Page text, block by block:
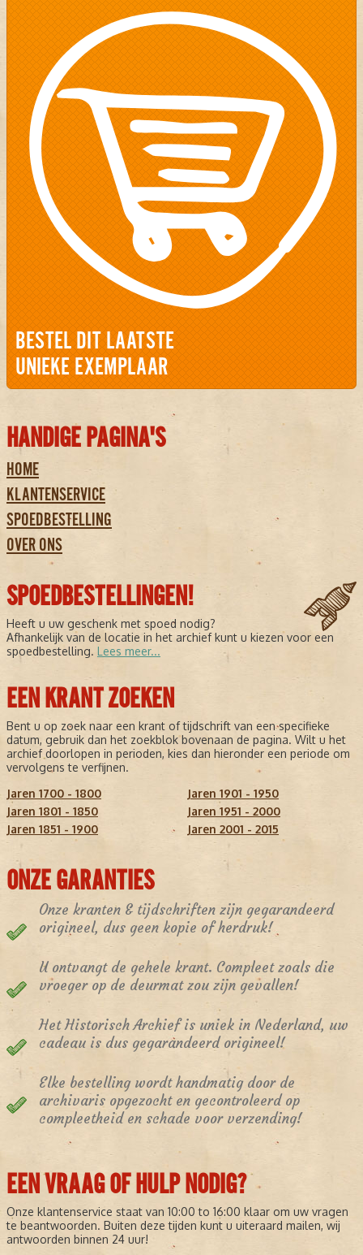
BESTEL DIT LAATSTE
UNIEKE EXEMPLAAR
HANDIGE PAGINA'S
HOME
KLANTENSERVICE
SPOEDBESTELLING
OVER ONS
SPOEDBESTELLINGEN!
Heeft u uw geschenk met spoed nodig?
Afhankelijk van de locatie in het archief kunt u kiezen voor een
spoedbestelling. Lees meer...
EEN KRANT ZOEKEN
Bent u op zoek naar een krant of tijdschrift van een specifieke
datum, gebruik dan het zoekblok bovenaan de pagina. Wilt u het
archief doorlopen in perioden, kies dan hieronder een periode om
vervolgens te verfijnen.
Jaren 1700 - 1800
Jaren 1801 - 1850
Jaren 1851 - 1900
Jaren 1901 - 1950
Jaren 1951 - 2000
Jaren 2001 - 2015
ONZE GARANTIES
Onze kranten & tijdschriften zijn gegarandeerd
origineel, dus geen kopie of herdruk!
U ontvangt de gehele krant. Compleet zoals die
vroeger op de deurmat zou zijn gevallen!
Het Historisch Archief is uniek in Nederland, uw
cadeau is dus gegarandeerd origineel!
Elke bestelling wordt handmatig door de
archivaris opgezocht en gecontroleerd op
compleetheid en schade voor verzending!
EEN VRAAG OF HULP NODIG?
Onze klantenservice staat van 10:00 to 16:00 klaar om uw vragen
te beantwoorden. Buiten deze tijden kunt u uiteraard mailen, wij
antwoorden binnen 24 uur!